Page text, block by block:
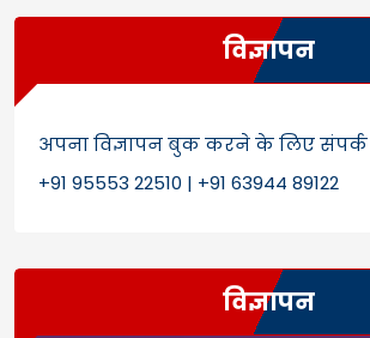
विज्ञापन
अपना विज्ञापन बुक करने के लिए
+91 95553 22510 | +91 63944 89122
विज्ञापन